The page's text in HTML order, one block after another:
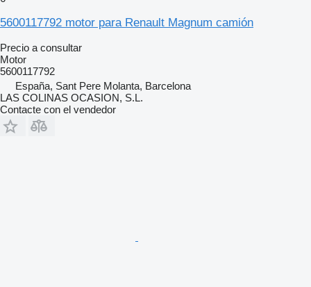
5600117792 motor para Renault Magnum camión
Precio a consultar
Motor
5600117792
España, Sant Pere Molanta, Barcelona
LAS COLINAS OCASION, S.L.
Contacte con el vendedor